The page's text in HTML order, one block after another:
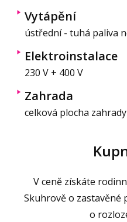
Vytápění
ústřední - tuhá paliva
Elektroinstalace
230 V + 400 V
Zahrada
celková plocha
V ceně získáte
Skuhrově o zastavěné
o